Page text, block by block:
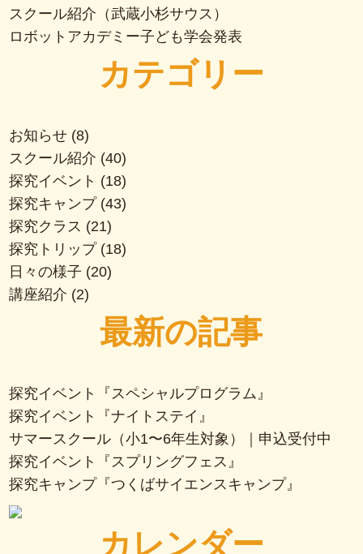
スクール紹介（武蔵小杉サウス）
ロボットアカデミー子ども学会発表
カテゴリー
お知らせ (8)
スクール紹介 (40)
探究イベント (18)
探究キャンプ(43)
探究クラス (21)
探究トリップ(18)
日々の様子 (20)
講座紹介 (2)
最新の記事
探究イベント『スペシャルプログラム』
探究イベント『ナイトステイ』
サマースクール（小1〜6年生対象）｜申込受付中
探究イベント『スプリングフェス』
探究キャンプ『つくばサイエンスキャンプ』
カレンダー